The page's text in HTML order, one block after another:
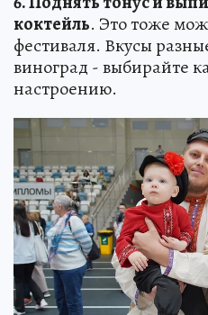
коктейль. Это тоже
фестиваля. Вкусы
виноград - выбирайте
настроению.